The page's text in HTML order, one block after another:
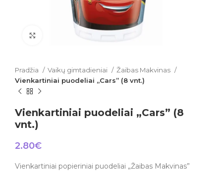
Pradžia Vaikų gimtadieniai
Žaibas Makvinas
Vienkartiniai puodeliai „Cars” (8 vnt.)
Vienkartiniai puodeliai „Cars” (8
vnt.)
2.80€
Vienkartiniai popieriniai puodeliai „Žaibas Makvinas”